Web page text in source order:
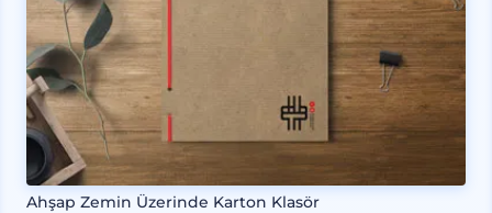
Ahşap Zemin Üzerinde Karton Klasör